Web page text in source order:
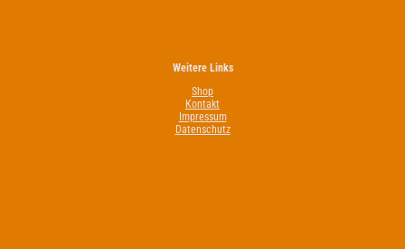
Weitere Links
Shop
Kontakt
Impressum
Datenschutz